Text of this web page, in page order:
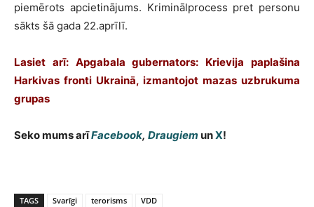
piemērots apcietinājums. Kriminālprocess pret personu
sākts šā gada 22.aprīlī.
Lasiet arī: Apgabala gubernators: Krievija paplašina
Harkivas fronti Ukrainā, izmantojot mazas uzbrukuma
grupas
Seko mums arīFacebook, Draugiem unX!
TAGS Svarīgi terorisms VDD